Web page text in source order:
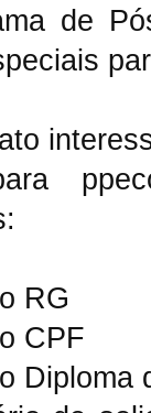
de
RG
CPF
Diploma